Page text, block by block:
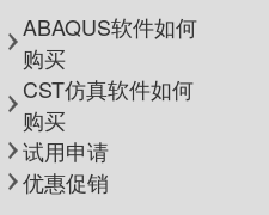
ABAQUS软件如何
购买
CST仿真软件如何
购买
试用申请
优惠促销